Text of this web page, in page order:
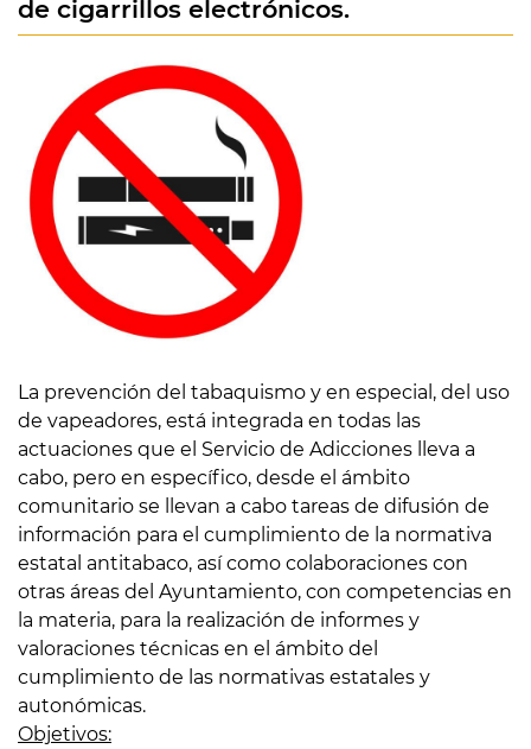
de cigarrillos electrónicos.
La prevención del tabaquismo y en especial, del uso
de vapeadores, está integrada en todas las
actuaciones que el Servicio de Adicciones lleva a
cabo, pero en específico, desde el ámbito
comunitario se llevan a cabo tareas de difusión de
información para el cumplimiento de la normativa
estatal antitabaco, así como colaboraciones con
otras áreas del Ayuntamiento, con competencias en
la materia, para la realización de informes y
valoraciones técnicas en el ámbito del
cumplimiento de las normativas estatales y
autonómicas.
Objetivos: